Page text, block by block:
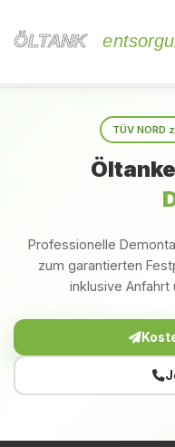
ÖLTANK
ÖLTANK
TÜV NORD
Professionelle
zum garantierten
inklusive Anfahrt